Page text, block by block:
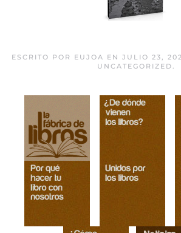
ESCRITO POR EUJOA EN JULIO 23,
UNCATEGORIZED.